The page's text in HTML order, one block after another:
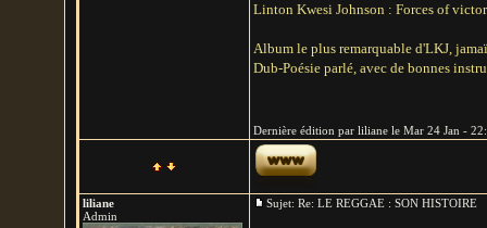
Linton Kwesi Johnson : Forces of
Album le plus remarquable d'LKJ,
Dub-Poésie parlé, avec de bonnes
Dernière édition par liliane le Mar 24 Jan -
liliane
Admin
Sujet: Re: LE REGGAE : SON HISTOIRE